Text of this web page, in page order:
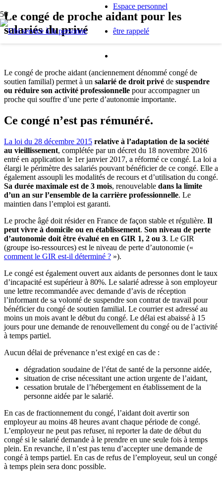
Espace personnel
être rappelé
Le congé de proche aidant pour les
salariés du privé
Le congé de proche aidant (anciennement dénommé congé de
soutien familial) permet à un salarié de droit privé de suspendre
ou réduire son activité professionnelle pour accompagner un
proche qui souffre d’une perte d’autonomie importante.
Ce congé n’est pas rémunéré.
La loi du 28 décembre 2015 relative à l’adaptation de la société
au vieillissement, complétée par un décret du 18 novembre 2016
entré en application le 1er janvier 2017, a réformé ce congé. La loi a
élargi le périmètre des salariés pouvant bénéficier de ce congé. Elle a
également assoupli les modalités de recours et d’utilisation du congé.
Sa durée maximale est de 3 mois, renouvelable dans la limite
d’un an sur l’ensemble de la carrière professionnelle. Le
maintien dans l’emploi est garanti.
Le proche âgé doit résider en France de façon stable et régulière. Il
peut vivre à domicile ou en établissement. Son niveau de perte
d’autonomie doit être évalué en en GIR 1, 2 ou 3. Le GIR
(groupe iso-ressources) est le niveau de perte d’autonomie («
comment le GIR est-il déterminé ? »).
Le congé est également ouvert aux aidants de personnes dont le taux
d’incapacité est supérieur à 80%. Le salarié adresse à son employeur
une lettre recommandée avec demande d’avis de réception
l’informant de sa volonté de suspendre son contrat de travail pour
bénéficier du congé de soutien familial. Le courrier est adressé au
moins un mois avant le début du congé. Le délai est abaissé à 15
jours pour une demande de renouvellement du congé ou de l’activité
à temps partiel.
Aucun délai de prévenance n’est exigé en cas de :
dégradation soudaine de l’état de santé de la personne aidée,
situation de crise nécessitant une action urgente de l’aidant,
cessation brutale de l’hébergement en établissement de la
personne aidée par le salarié.
En cas de fractionnement du congé, l’aidant doit avertir son
employeur au moins 48 heures avant chaque période de congé.
L’employeur ne peut pas refuser, ni reporter la date de début du
congé si le salarié demande à le prendre en une seule fois à temps
plein. En revanche, il n’est pas tenu d’accepter une demande de
congé à temps partiel. En cas de refus de l’employeur, seul un congé
à temps plein sera donc possible.